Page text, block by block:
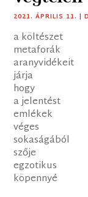
2021. ÁPRILIS 11. |
a költészet
metaforák
aranyvidékeit
járja
hogy
a jelentést
emlékek
véges
sokaságából
szője
egzotikus
köpennyé